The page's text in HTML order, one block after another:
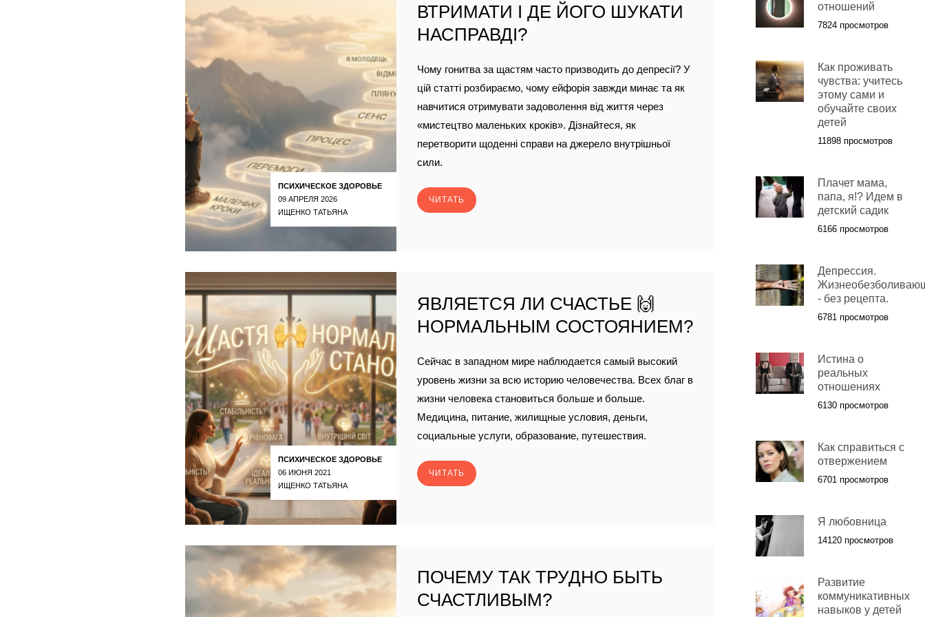
ПСИХИЧЕСКОЕ ЗДОРОВЬЕ
09 АПРЕЛЯ 2026
ИЩЕНКО ТАТЬЯНА
ВТРИМАТИ І ДЕ ЙОГО ШУКАТИ
НАСПРАВДІ?
Чому гонитва за щастям часто призводить до депресії? У
цій статті розбираємо, чому ейфорія завжди минає та як
навчитися отримувати задоволення від життя через
«мистецтво маленьких кроків». Дізнайтеся, як
перетворити щоденні справи на джерело внутрішньої
сили.
ЧИТАТЬ
ПСИХИЧЕСКОЕ ЗДОРОВЬЕ
06 ИЮНЯ 2021
ИЩЕНКО ТАТЬЯНА
ЯВЛЯЕТСЯ ЛИ СЧАСТЬЕ 🙌
НОРМАЛЬНЫМ СОСТОЯНИЕМ?
Сейчас в западном мире наблюдается самый высокий
уровень жизни за всю историю человечества. Всех благ в
жизни человека становиться больше и больше.
Медицина, питание, жилищные условия, деньги,
социальные услуги, образование, путешествия.
ЧИТАТЬ
ПОЧЕМУ ТАК ТРУДНО БЫТЬ
СЧАСТЛИВЫМ?
отношений
7824 просмотров
Как проживать
чувства: учитесь
этому сами и
обучайте своих
детей
11898 просмотров
Плачет мама,
папа, я!? Идем в
детский садик
6166 просмотров
Депрессия.
- без рецепта.
6781 просмотров
Истина о
реальных
отношениях
6130 просмотров
Как справиться с
отвержением
6701 просмотров
Я любовница
14120 просмотров
Развитие
коммуникативных
навыков у детей